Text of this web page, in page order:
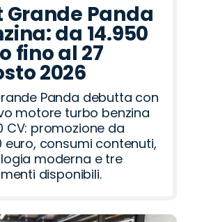
Grande Panda
da 14.950
fino al 27
2026
Panda debutta con
motore turbo benzina
CV: promozione da
euro, consumi contenuti,
moderna e tre
disponibili.